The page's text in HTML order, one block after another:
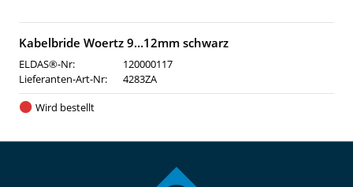
Kabelbride Woertz 9…12mm schwarz
ELDAS®-Nr:
120000117
Lieferanten-Art-Nr:
4283ZA
Wird bestellt